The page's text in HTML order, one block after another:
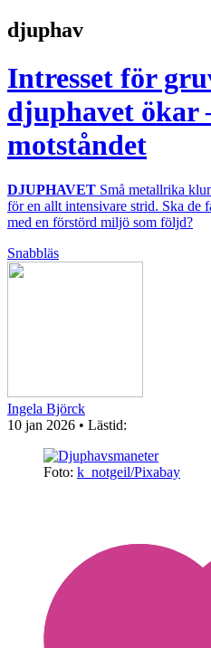
djuphav
Intresset för
djuphavet ökar
motståndet
DJUPHAVET Små metallrika
för en allt intensivare strid. Ska de
med en förstörd miljö som följd?
Snabbläs
Ingela Björck
10 jan 2026 • Lästid:
Foto: k_notgeil/Pixabay